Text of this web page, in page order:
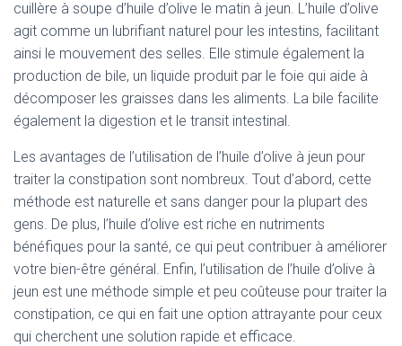
cuillère à soupe d’huile d’olive le matin à jeun. L’huile d’olive
agit comme un lubrifiant naturel pour les intestins, facilitant
ainsi le mouvement des selles. Elle stimule également la
production de bile, un liquide produit par le foie qui aide à
décomposer les graisses dans les aliments. La bile facilite
également la digestion et le transit intestinal.
Les avantages de l’utilisation de l’huile d’olive à jeun pour
traiter la constipation sont nombreux. Tout d’abord, cette
méthode est naturelle et sans danger pour la plupart des
gens. De plus, l’huile d’olive est riche en nutriments
bénéfiques pour la santé, ce qui peut contribuer à améliorer
votre bien-être général. Enfin, l’utilisation de l’huile d’olive à
jeun est une méthode simple et peu coûteuse pour traiter la
constipation, ce qui en fait une option attrayante pour ceux
qui cherchent une solution rapide et efficace.